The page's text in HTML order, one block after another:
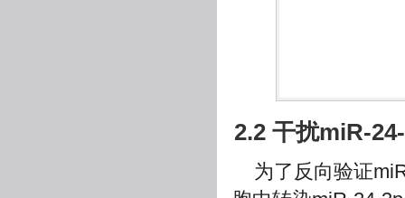
2.2 干扰miR-
为了反向验证